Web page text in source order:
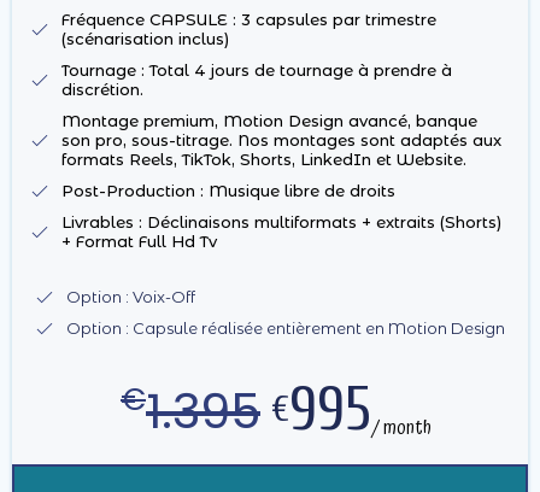
Fréquence CAPSULE : 3 capsules par trimestre
(scénarisation inclus)
Tournage : Total 4 jours de tournage à prendre à
discrétion.
Montage premium, Motion Design avancé, banque
son pro, sous-titrage. Nos montages sont adaptés aux
formats Reels, TikTok, Shorts, LinkedIn et Website.
Post-Production : Musique libre de droits
Livrables : Déclinaisons multiformats + extraits (Shorts)
+ Format Full Hd Tv
Option : Voix-Off
Option : Capsule réalisée entièrement en Motion Design
€1.395 €995/ month